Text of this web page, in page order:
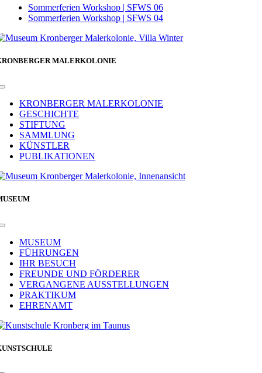
Sommerferien Workshop | SFWS 06
Sommerferien Workshop | SFWS 04
MALERKOLONIE
Toggle
NavigationKRONBERGER MALERKOLONIE
GESCHICHTE
STIFTUNG
SAMMLUNG
KÜNSTLER
PUBLIKATIONEN
Toggle
NavigationMUSEUM
FÜHRUNGEN
IHR BESUCH
FREUNDE UND FÖRDERER
VERGANGENE AUSSTELLUNGEN
PRAKTIKUM
EHRENAMT